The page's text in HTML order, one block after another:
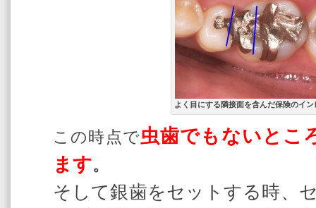
よく目にする隣接面を含んだ保険のイン
この時点で虫歯でもないとこ
ます。
そして銀歯をセットする時、